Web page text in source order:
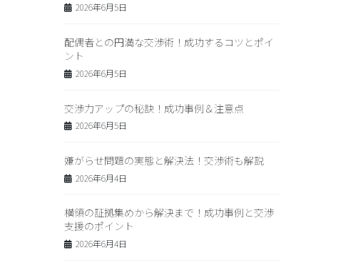
2026年6月5日
配偶者との円満な交渉術！成功するコツとポイ
ント
2026年6月5日
交渉力アップの秘訣！成功事例＆注意点
2026年6月5日
嫌がらせ問題の実態と解決法！交渉術も解説
2026年6月4日
横領の証拠集めから解決まで！成功事例と交渉
支援のポイント
2026年6月4日